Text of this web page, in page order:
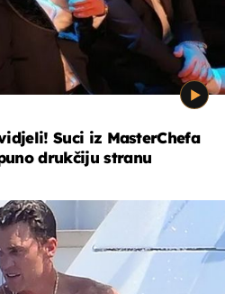
Suci iz MasterChefa
drukčiju stranu